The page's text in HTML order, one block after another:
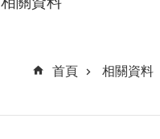
首頁
相關資料